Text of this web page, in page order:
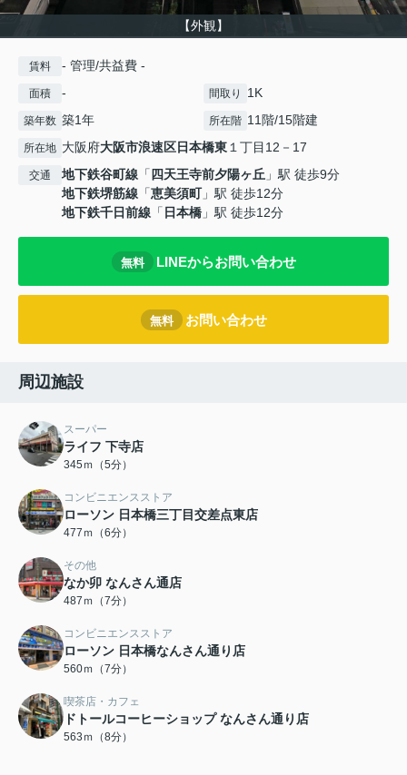
【外観】
賃料 - 管理/共益費 -
面積 - 間取り 1K
築年数 築1年 所在階 11階/15階建
所在地 大阪府大阪市浪速区日本橋東１丁目12－17
交通 地下鉄谷町線 「 四天王寺前夕陽ヶ丘 」駅 徒歩9分
地下鉄堺筋線 「恵美須町」駅 徒歩12分
地下鉄千日前線 「 日本橋 」駅 徒歩12分
無料 LINEからお問い合わせ
無料 お問い合わせ
周辺施設
スーパー
ライフ 下寺店
345ｍ（5分）
コンビニエンスストア
ローソン 日本橋三丁目交差点東店
477ｍ（6分）
その他
なか卯 なんさん通店
487ｍ（7分）
コンビニエンスストア
ローソン 日本橋なんさん通り店
560ｍ（7分）
喫茶店・カフェ
ドトールコーヒーショップ なんさん通り店
563ｍ（8分）